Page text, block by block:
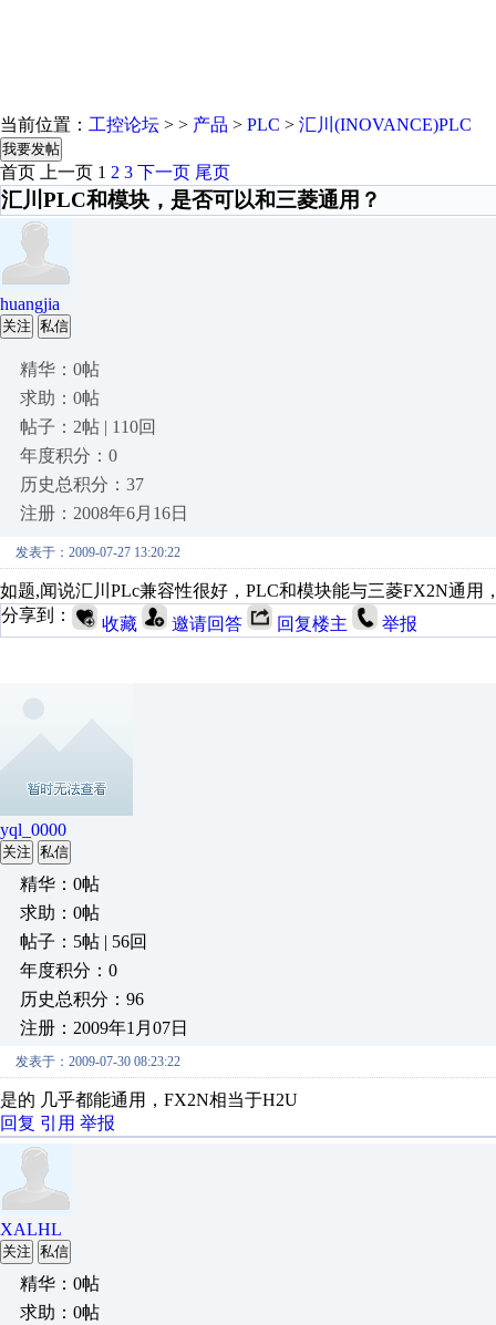
当前位置： 工控论坛 > > 产品 > PLC > 汇川(INOVANCE)PLC
我要发帖
首页 上一页 1 2 3 下一页 尾页
汇川PLC和模块，是否可以和三菱通用？
huangjia
关注 私信
精华：0帖
求助：0帖
帖子：2帖 | 110回
年度积分：0
历史总积分：37
注册：2008年6月16日
发表于：2009-07-27 13:20:22
如题,闻说汇川PLc兼容性很好，PLC和模块能与三菱FX2N通用
分享到：
收藏 邀请回答 回复楼主 举报
yql_0000
关注 私信
精华：0帖
求助：0帖
帖子：5帖 | 56回
年度积分：0
历史总积分：96
注册：2009年1月07日
发表于：2009-07-30 08:23:22
是的 几乎都能通用，FX2N相当于H2U
回复 引用 举报
XALHL
关注 私信
精华：0帖
求助：0帖